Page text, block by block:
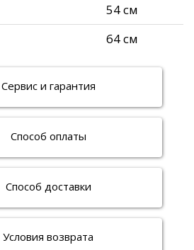
54 см
64 см
Сервис и гарантия
Способ оплаты
Способ доставки
Условия возврата